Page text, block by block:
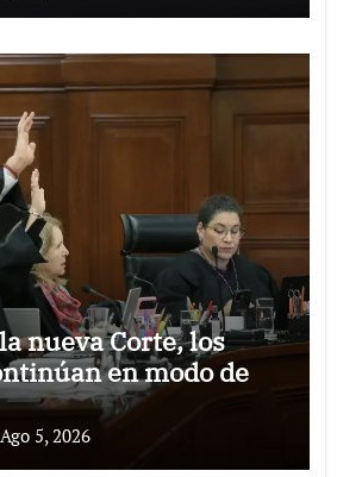
nueva Corte, los
en modo de
Ago 5, 2026